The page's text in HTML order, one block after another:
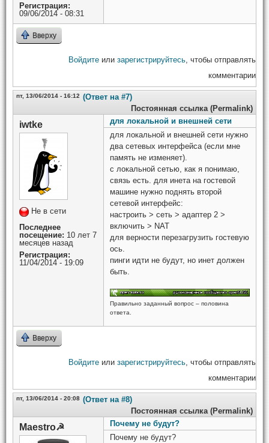
Регистрация:
09/06/2014 - 08:31
Вверху
Войдите или зарегистрируйтесь , чтобы отправлять
комментарии
пт, 13/06/2014 - 16:12 (Ответ на #7)
Постоянная ссылка (Permalink)
iwtke
Не в сети
Последнее
посещение: 10 лет 7
месяцев назад
Регистрация:
11/04/2014 - 19:09
для локальной и внешней сети
для локальной и внешней сети нужно
два сетевых интерфейса (если мне
память не изменяет).
с локальной сетью, как я понимаю,
связь есть. для инета на гостевой
машине нужно поднять второй
сетевой интерфейс:
настроить > сеть > адаптер 2 >
включить > NAT
для верности перезагрузить гостевую
ось.
пинги идти не будут, но инет должен
быть.
Правильно заданный вопрос – половина
ответа.
Вверху
Войдите или зарегистрируйтесь, чтобы отправлять
комментарии
пт, 13/06/2014 - 20:08 (Ответ на #8)
Постоянная ссылка (Permalink)
Maestro☭
Почему не будут?
Почему не будут?